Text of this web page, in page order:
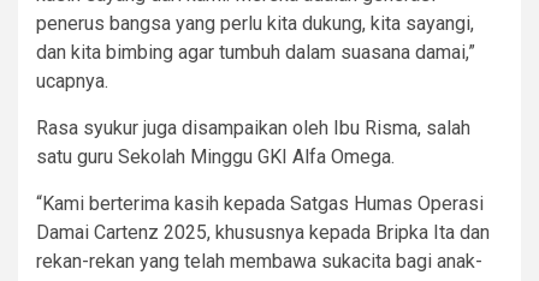
penerus bangsa yang perlu kita dukung, kita sayangi,
dan kita bimbing agar tumbuh dalam suasana damai,”
ucapnya.
Rasa syukur juga disampaikan oleh Ibu Risma, salah
satu guru Sekolah Minggu GKI Alfa Omega.
“Kami berterima kasih kepada Satgas Humas Operasi
Damai Cartenz 2025, khususnya kepada Bripka Ita dan
rekan-rekan yang telah membawa sukacita bagi anak-